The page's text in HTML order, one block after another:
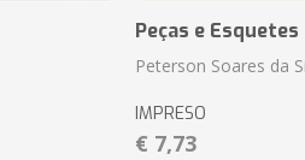
Peças e
Peterson Soares da
IMPRESO
€ 7,73